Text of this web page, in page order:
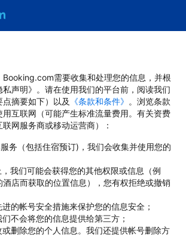
Booking.com需要收集和处理您的信息，并根
声明》。请在使用我们的平台前，阅读我们
点摘要如下）以及 《条款和条件》 。浏览条款
用互联网（可能产生标准流量费用。有关资费
网服务商或移动运营商）：
务（包括住宿预订)，我们会收集并使用您的
我们可能会获得您的其他权限或信息（例
店而获取的位置信息），您有权拒绝或撤销
的帐号安全措施来保护您的信息安全；
不会将您的信息提供给第三方；
删除您的个人信息。我们还提供帐号删除方